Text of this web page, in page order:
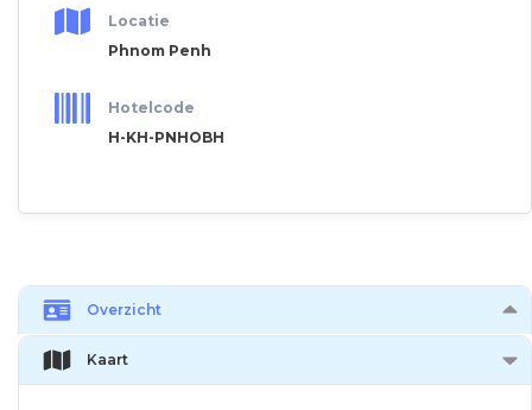
Locatie
Phnom Penh
Hotelcode
H-KH-PNHOBH
Overzicht
Kaart